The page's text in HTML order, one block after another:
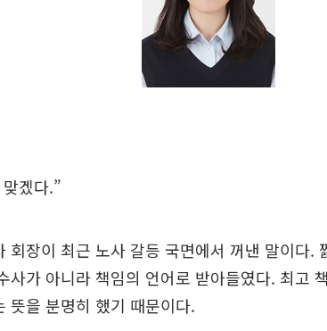
겠다.”
회장이 최근 노사 갈등 국면에서 꺼낸 말이다.
사가 아니라 책임의 언어로 받아들였다. 최고
뜻을 분명히 했기 때문이다.